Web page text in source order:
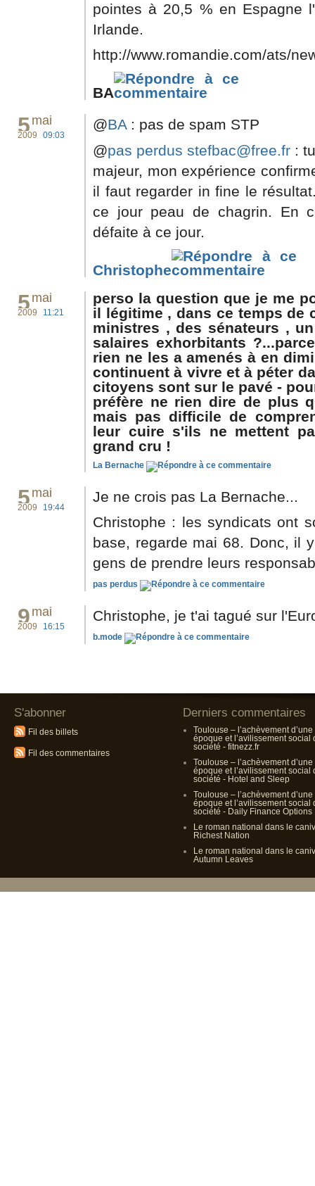
pointes à 20,5 % en Espagne
Irlande.
http://www.romandie.com/ats/
BA
5mai
2009 09:03
@BA: pas de spam STP
@pas perdus stefbac@free.fr :
majeur, mon expérience
il faut regarder in fine le
ce jour peau de chagrin. En
défaite à ce jour.
Christophe
5mai
2009 11:21
perso la question que je me
il légitime , dans ce temps de
ministres , des sénateurs ,
salaires exhorbitants
rien ne les a amenés à en
continuent à vivre et à péter
citoyens sont sur le pavé -
préfère ne rien dire de plus
mais pas difficile de
leur cuire s'ils ne mettent
grand cru !
La Bernache
5mai
2009 19:44
Je ne crois pas La Bernache...
Christophe : les syndicats ont
base, regarde mai 68. Donc, il
gens de prendre leurs
pas perdus
9mai
2009 16:15
Christophe, je t'ai tagué sur
b.mode
S'abonner
Fil des billets
Fil des commentaires
Derniers commentaires
Toulouse – l’achèvement d’une
époque et l’avilissement social
société - fitnezz.fr
Toulouse – l’achèvement d’une
époque et l’avilissement social
société - Hotel and Sleep
Toulouse – l’achèvement d’une
époque et l’avilissement social
société - Daily Finance Options
Le roman national dans le
Richest Nation
Le roman national dans le
Autumn Leaves